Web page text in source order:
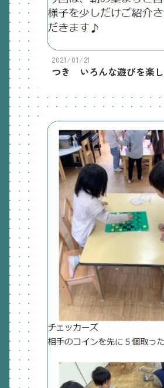
2021/01/21